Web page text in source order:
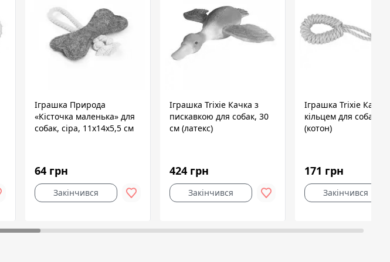
Іграшка Природа
«Кісточка маленька» для
собак, сіра, 11х14х5,5 см
64 грн
Закінчився
Іграшка Trixie Качка з
пискавкою для собак, 30
см (латекс)
424 грн
Закінчився
Іграшка Trixie Канат
кільцем для собак,
(котон)
171 грн
Закінчився